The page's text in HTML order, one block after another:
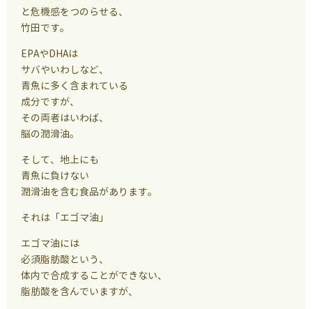
と危機感をつのらせる、
竹田です。
EPAやDHAは
サバやいわしなど、
青魚に多く含まれている
成分ですが、
その両者はいわば、
脳の潤滑油。
そして、地上にも
青魚に負けない
潤滑油を含む食品があります。
それは「エゴマ油」
エゴマ油には
必須脂肪酸という、
体内で合成することができない、
脂肪酸を含んでいますが、